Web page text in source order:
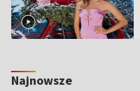
Najnowsze